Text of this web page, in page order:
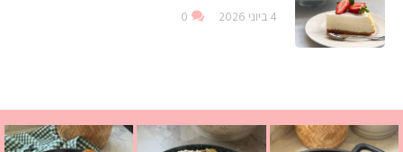
4 ביוני 2026 0
בולגרית מעודנת מ
פרגיות קריספיים ממכרים שמכינים בכמה דקות עב